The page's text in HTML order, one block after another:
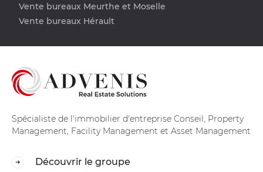
Vente bureaux Meurthe et Moselle
Vente bureaux Hérault
Spécialiste de l'immobilier d'entreprise Conseil, Property
Management, Facility Management et Asset Management
Découvrir le groupe